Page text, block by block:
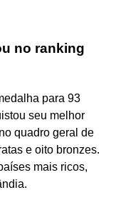
no ranking
para 93
seu melhor
quadro geral de
e oito bronzes.
mais ricos,